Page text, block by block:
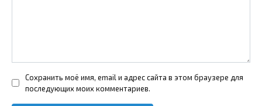
Сохранить моё имя, email и адрес сайта в этом браузере для
последующих моих комментариев.